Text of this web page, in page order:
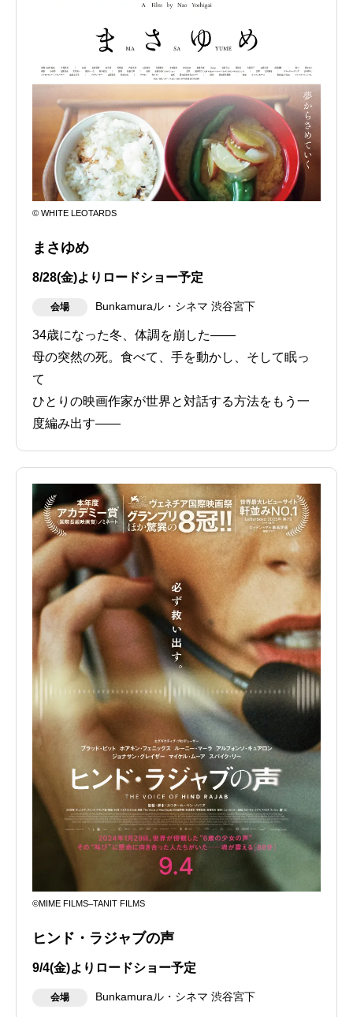
© WHITE LEOTARDS
まさゆめ
8/28(金)よりロードショー予定
会場 Bunkamuraル・シネマ 渋谷宮下
34歳になった冬、体調を崩した――
母の突然の死。食べて、手を動かし、そして眠っ
て
ひとりの映画作家が世界と対話する方法をもう一
度編み出す――
©MIME FILMS ̶ TANIT FILMS
ヒンド・ラジャブの声
9/4(金)よりロードショー予定
会場 Bunkamuraル・シネマ 渋谷宮下